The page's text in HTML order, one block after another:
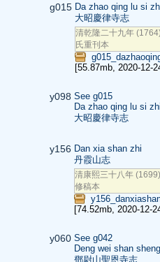
g015 Da zhao qing lu si
大昭慶律寺志
清乾隆二十九年
氏重刊本
[55.87mb, 2020-12-
y098 See g015
Da zhao qing lu si zhi
大昭慶律寺志
y156 Dan xia shan zhi
丹霞山志
清康熙三十八年
修稿本
[74.52mb, 2020-12-
y060 See g042
Deng wei shan
鄧尉山聖恩寺志